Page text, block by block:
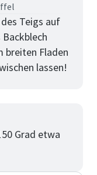
Teigs auf
breiten Fladen
lassen!
Grad etwa